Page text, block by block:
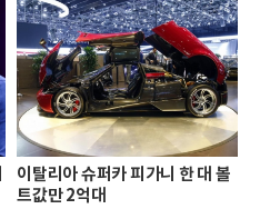
이탈리아 슈퍼카 피가니 한 대 볼
트값만 2억대